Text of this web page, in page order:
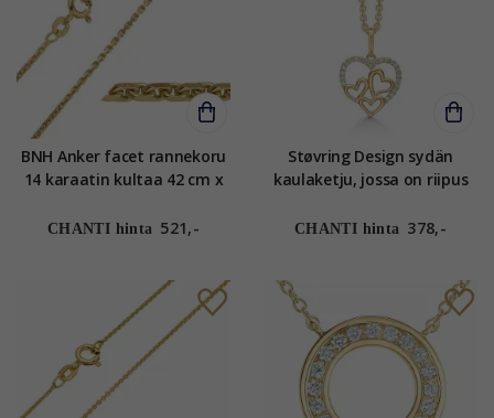
BNH Anker facet rannekoru
14 karaatin kultaa 42 cm x
CHANTI hinta 521,-
Støvring Design sydän
kaulaketju, jossa on riipus
hopeakaulaketju valkoinen
CHANTI hinta 378,-